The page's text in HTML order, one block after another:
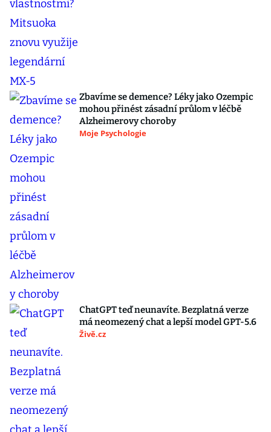
Zbavíme se demence? Léky jako Ozempic
mohou přinést zásadní průlom v léčbě
Alzheimerovy choroby
Moje Psychologie
ChatGPT teď neunavíte. Bezplatná verze
má neomezený chat a lepší model GPT-5.6
Živě.cz